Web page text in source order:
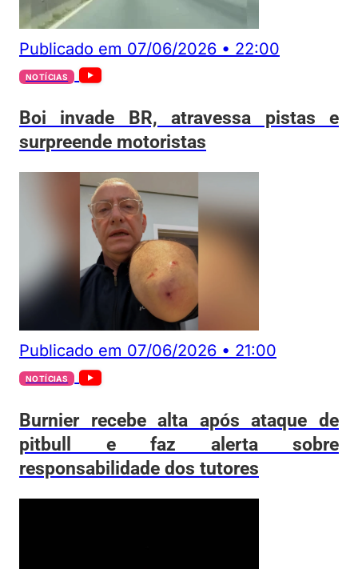
Publicado em 07/06/2026 • 22:00
NOTÍCIAS
Boi invade BR, atravessa pistas e
surpreende motoristas
Publicado em 07/06/2026 • 21:00
NOTÍCIAS
Burnier recebe alta após ataque de
pitbull e faz alerta sobre
responsabilidade dos tutores